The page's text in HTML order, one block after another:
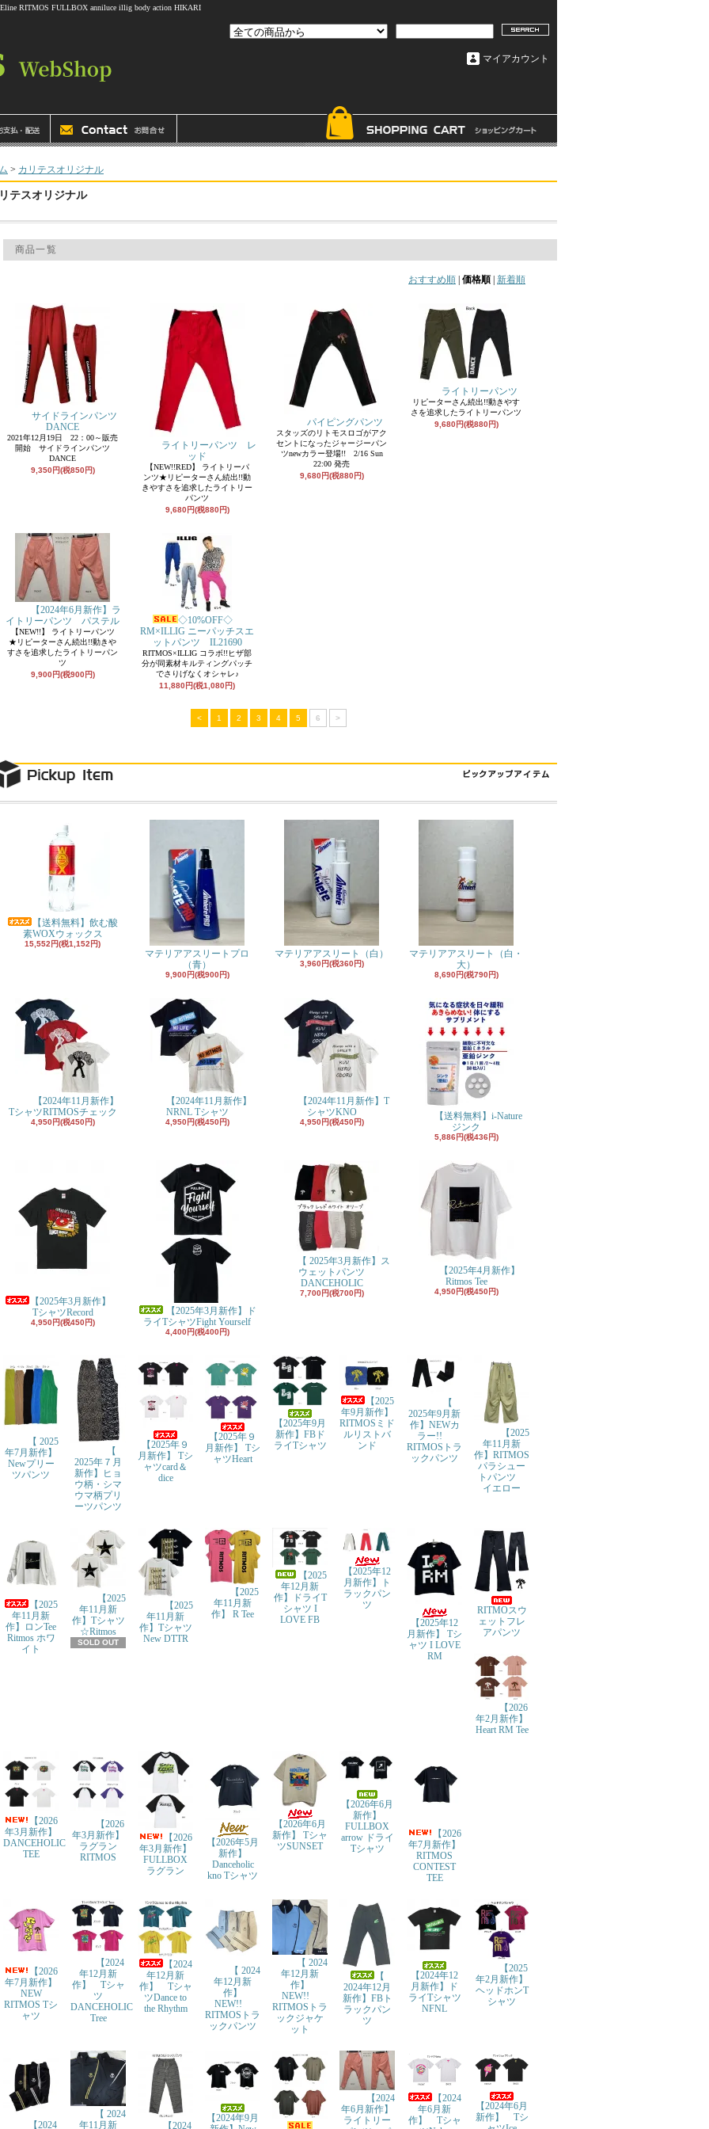
RITMOS FULLBOX anniluce illig body action HIKARI
マイアカウント
> カリテスオリジナル
テスオリジナル
商品一覧
おすすめ順 価格順 新着順
サイドラインパンツ
DANCE
2021年12月19日 22：00～販売
開始 サイドラインパンツ
DANCE
9,350円(税850円)
ライトリーパンツ レ
ッド
【NEW!!RED】 ライトリーパ
ンツ★リピーターさん続出!!動
きやすさを追求したライトリー
パンツ
9,680円(税880円)
パイピングパンツ
スタッズのリトモスロゴがアク
セントになったジャージーパン
ツnewカラー登場!! 2/16 Sun
22:00 発売
9,680円(税880円)
ライトリーパンツ
リピーターさん続出!!動きやす
さを追求したライトリーパンツ
9,680円(税880円)
【2024年6月新作】ラ
イトリーパンツ パステル
【NEW!!】 ライトリーパンツ
★リピーターさん続出!!動きや
すさを追求したライトリーパン
ツ
9,900円(税900円)
◇10%OFF◇
RM×ILLIG ニーパッチスエ
ットパンツ IL21690
RITMOS×ILLIG コラボ!!ヒザ部
分が同素材キルティングパッチ
でさりげなくオシャレ♪
11,880円(税1,080円)
< 1 2 3 4 5 6 >
【送料無料】飲む酸
素WOXウォックス
15,552円(税1,152円)
マテリアアスリートプロ
（青）
9,900円(税900円)
マテリアアスリート（白）
3,960円(税360円)
マテリアアスリート（白・
大）
8,690円(税790円)
【2024年11月新作】
TシャツRITMOSチェック
4,950円(税450円)
【2024年11月新作】
NRNL Tシャツ
4,950円(税450円)
【2024年11月新作】T
シャツKNO
4,950円(税450円)
【送料無料】i-Nature
ジンク
5,886円(税436円)
【2025年3月新作】
TシャツRecord
4,950円(税450円)
【2025年3月新作】ド
ライTシャツFight Yourself
4,400円(税400円)
【 2025年3月新作】ス
ウェットパンツ
DANCEHOLIC
7,700円(税700円)
【2025年4月新作】
Ritmos Tee
4,950円(税450円)
【 2025
年7月新作】
Newプリー
ツパンツ
【
2025年７月
新作】ヒョ
ウ柄・シマ
ウマ柄プリ
ーツパンツ
【2025年９
月新作】 Tシ
ャツcard＆
dice
【2025年９
月新作】 Tシ
ャツHeart
【2025年9月
新作】FBド
ライTシャツ
【2025
年9月新作】
RITMOSミド
ルリストバ
ンド
【
2025年9月新
作】NEWカ
ラー!!
RITMOSトラ
ックパンツ
【2025
年11月新
作】RITMOS
パラシュー
トパンツ
イエロー
【2025
年11月新
作】ロンTee
Ritmos ホワ
イト
【2025
年11月新
作】Tシャツ
☆Ritmos
SOLD OUT
【2025
年11月新
作】Tシャツ
New DTTR
【2025
年11月新
作】 R Tee
【2025
年12月新
作】ドライT
シャツ I
LOVE FB
【2025年12
月新作】ト
ラックパン
ツ
【2025年12
月新作】 Tシ
ャツ I LOVE
RM
RITMOスウ
ェットフレ
アパンツ
【2026
年2月新作】
Heart RM Tee
【2026
年3月新作】
DANCEHOLIC
TEE
【2026
年3月新作】
ラグラン
RITMOS
【2026
年3月新作】
FULLBOX
ラグラン
【2026年5月
新作】
Danceholic
kno Tシャツ
【2026年6月
新作】 Tシャ
ツSUNSET
【2026年6月
新作】
FULLBOX
arrow ドライ
Tシャツ
【2026
年7月新作】
RITMOS
CONTEST
TEE
【2026
年7月新作】
NEW
RITMOS Tシ
ャツ
【2024
年12月新
作】 Tシャ
ツ
DANCEHOLIC
Tree
【2024
年12月新
作】 Tシャ
ツDance to
the Rhythm
【 2024
年12月新
作】
NEW!!
RITMOSトラ
ックパンツ
【 2024
年12月新
作】
NEW!!
RITMOSトラ
ックジャケ
ット
【
2024年12月
新作】FBト
ラックパン
ツ
【2024年12
月新作】ド
ライTシャツ
NFNL
【2025
年2月新作】
ヘッドホンT
シャツ
【2024
【 2024
年11月新
【2024
【2024年9月
【2024
年6月新作】
ライトリー
【2024
年6月新
作】 Tシャ
【2024年6月
新作】 Tシ